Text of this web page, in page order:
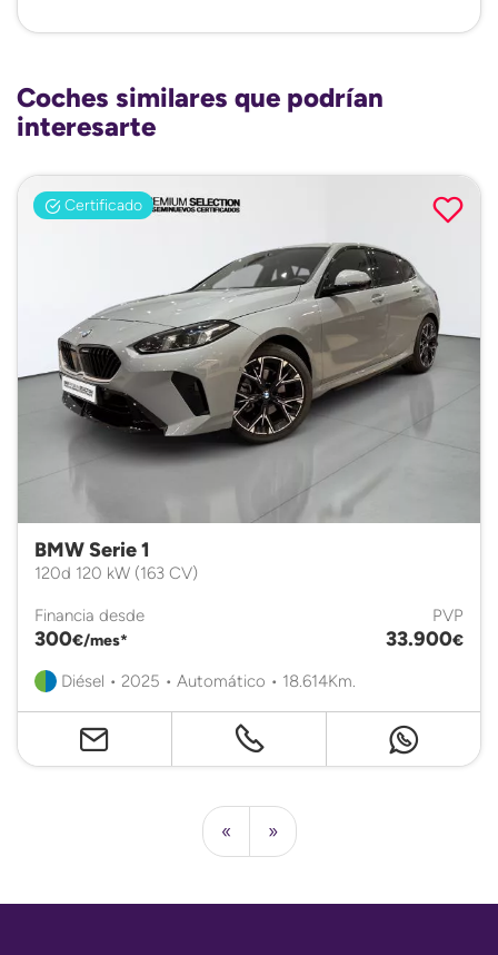
Coches similares que podrían
interesarte
Certificado
BMW Serie 1
120d 120 kW (163 CV)
Financia desde
300€/mes*
PVP
33.900€
Diésel • 2025 • Automático • 18.614Km.
« »